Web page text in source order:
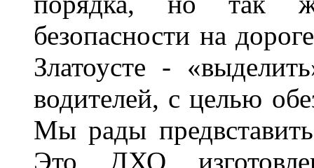
безопасности на
Златоусте -
водителей, с целью
Мы рады
Это ДХО